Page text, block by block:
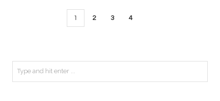
1 2 3 4